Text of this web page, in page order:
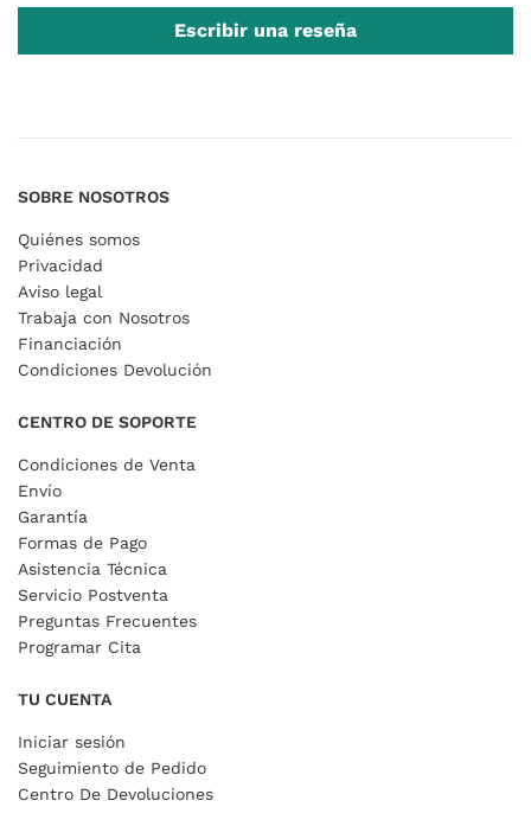
Escribir una reseña
SOBRE NOSOTROS
Quiénes somos
Privacidad
Aviso legal
Trabaja con Nosotros
Financiación
Condiciones Devolución
CENTRO DE SOPORTE
Condiciones de Venta
Envío
Garantía
Formas de Pago
Asistencia Técnica
Servicio Postventa
Preguntas Frecuentes
Programar Cita
TU CUENTA
Iniciar sesión
Seguimiento de Pedido
Centro De Devoluciones